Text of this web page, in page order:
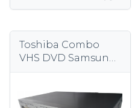
Toshiba Combo
VHS DVD Samsung